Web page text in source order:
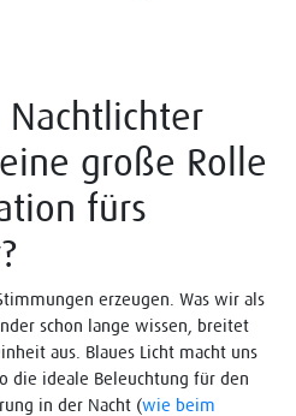
große Rolle
fürs
erzeugen. Was wir als
schon lange wissen, breitet
aus. Blaues Licht macht uns
die ideale Beleuchtung für den
in der Nacht (wie beim